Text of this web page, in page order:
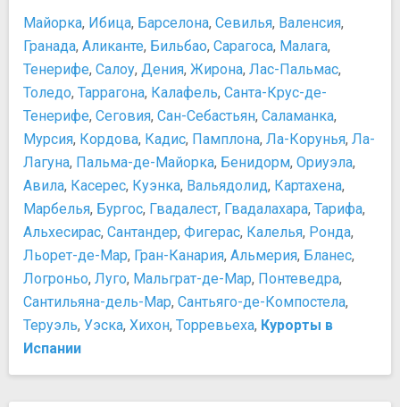
Площадь Испании
Площадь Кановас-дель-Кастильо
Площадь Пуэрта де Соль
Площадь Сибелес
Улица Гран-Виа
Фонтан Падший ангел
Спортивные сооружения
Стадион Сантьяго Бернабеу
Театры и концертные залы
Королевская консерватория Мадрида
Королевский театр
Храмы, соборы, монастыри
Королевский собор св.Франциска Великого
Монастырь Дескальсас Реалес
Монастырь Энкарнасьон
Пустынь Святого Антония Флоридского
Собор Альмудена
архитектор
Пабло Пикассо
Сальвадор Дали
Федерико Гарсиа Лорка
Хайме I - Завоеватель
Христофор Колумб
​Веласкес Диего
​Мигель де Сервантес Сааведра
​Франсиско Хосе де Гойя-и-Лусиентес
Развлечения и отдых
Город развлечений
Коррида - люди сражаются против огромных быков
Лучшие рестораны
Ночные клубы
Путешествие с детьми
Фламенко - потрясающее представление
Покупки
DIVA: Tax free теперь легко и быстро!
Майорка, Ибица, Барселона, Севилья, Валенсия,
Гранада, Аликанте, Бильбао, Сарагоса, Малага,
Тенерифе, Салоу, Дения, Жирона, Лас-Пальмас,
Толедо, Таррагона, Калафель, Санта-Крус-де-
Тенерифе, Сеговия, Сан-Себастьян, Саламанка,
Мурсия, Кордова, Кадис, Памплона, Ла-Корунья, Ла-
Лагуна, Пальма-де-Майорка, Бенидорм, Ориуэла,
Авила, Касерес, Куэнка, Вальядолид, Картахена,
Марбелья, Бургос, Гвадалест, Гвадалахара, Тарифа,
Альхесирас, Сантандер, Фигерас, Калелья, Ронда,
Льорет-де-Мар, Гран-Канария, Альмерия, Бланес,
Логроньо, Луго, Мальграт-де-Мар, Понтеведра,
Сантильяна-дель-Мар, Сантьяго-де-Компостела,
Теруэль, Уэска, Хихон, Торревьеха, Курорты в
Испании